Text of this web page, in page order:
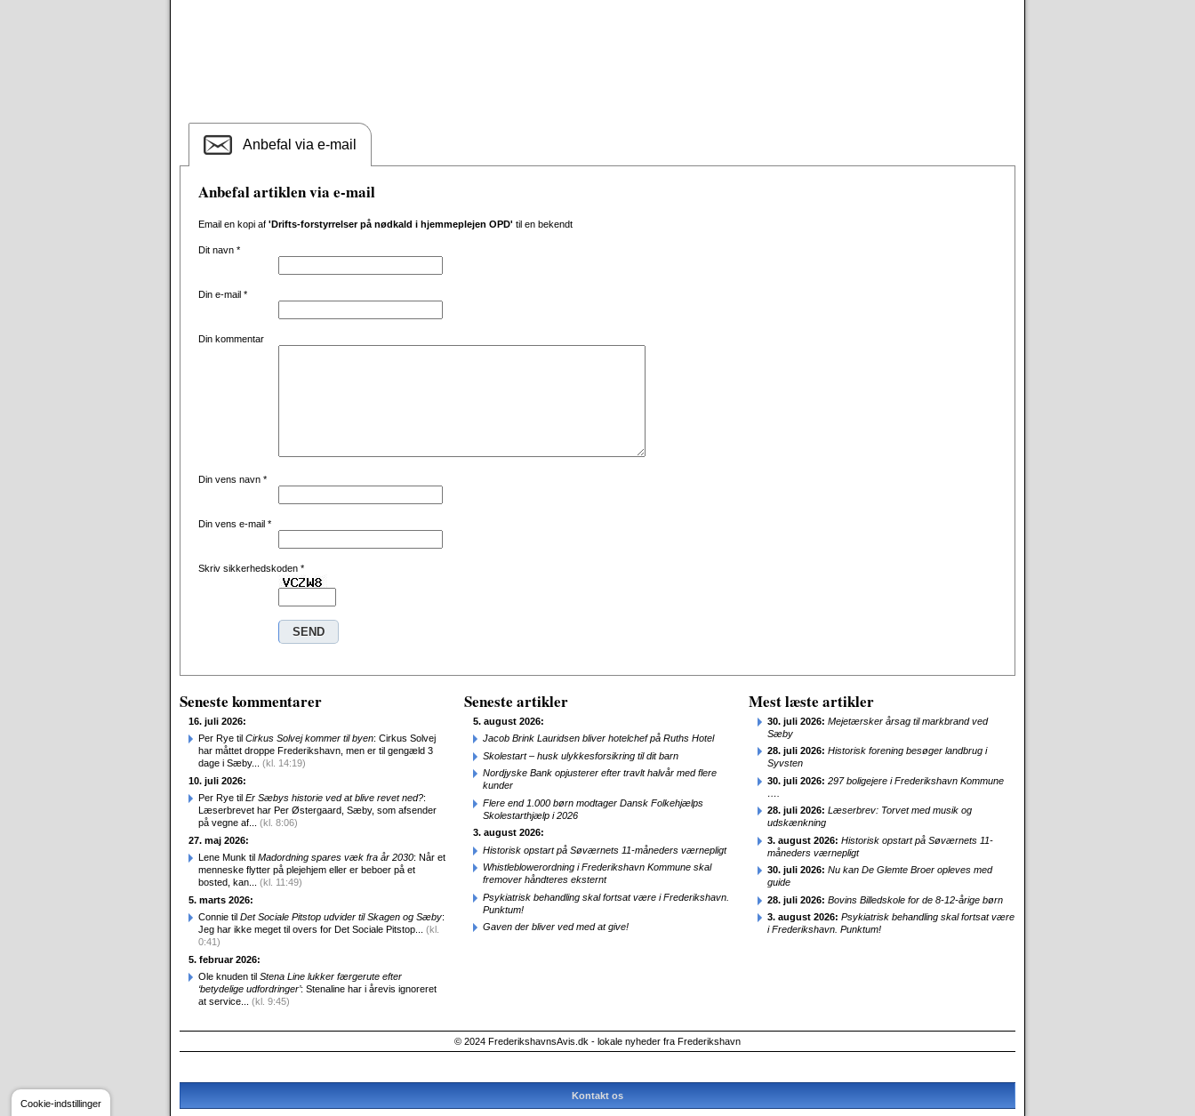
Anbefal via e-mail
Anbefal artiklen via e-mail
Email en kopi af 'Drifts-forstyrrelser på nødkald i hjemmeplejen OPD' til en bekendt
Dit navn *
Din e-mail *
Din kommentar
Din vens navn *
Din vens e-mail *
Skriv sikkerhedskoden *
Seneste kommentarer
16. juli 2026:
Per Rye til Cirkus Solvej kommer til byen: Cirkus Solvej
har måttet droppe Frederikshavn, men er til gengæld 3
dage i Sæby... (kl. 14:19)
10. juli 2026:
Per Rye til Er Sæbys historie ved at blive revet ned?:
Læserbrevet har Per Østergaard, Sæby, som afsender
på vegne af... (kl. 8:06)
27. maj 2026:
Lene Munk til Madordning spares væk fra år 2030: Når et
menneske flytter på plejehjem eller er beboer på et
bosted, kan... (kl. 11:49)
5. marts 2026:
Connie til Det Sociale Pitstop udvider til Skagen og Sæby:
Jeg har ikke meget til overs for Det Sociale Pitstop... (kl.
0:41)
5. februar 2026:
Ole knuden til Stena Line lukker færgerute efter
‘betydelige udfordringer’: Stenaline har i årevis ignoreret
at service... (kl. 9:45)
Seneste artikler
5. august 2026:
Jacob Brink Lauridsen bliver hotelchef på Ruths Hotel
Skolestart – husk ulykkesforsikring til dit barn
Nordjyske Bank opjusterer efter travlt halvår med flere
kunder
Flere end 1.000 børn modtager Dansk Folkehjælps
Skolestarthjælp i 2026
3. august 2026:
Historisk opstart på Søværnets 11-måneders værnepligt
Whistleblowerordning i Frederikshavn Kommune skal
fremover håndteres eksternt
Psykiatrisk behandling skal fortsat være i Frederikshavn.
Punktum!
Gaven der bliver ved med at give!
Mest læste artikler
30. juli 2026: Mejetærsker årsag til markbrand ved
Sæby
28. juli 2026: Historisk forening besøger landbrug i
Syvsten
30. juli 2026: 297 boligejere i Frederikshavn Kommune
….
28. juli 2026: Læserbrev: Torvet med musik og
udskænkning
3. august 2026: Historisk opstart på Søværnets 11-
måneders værnepligt
30. juli 2026: Nu kan De Glemte Broer opleves med
guide
28. juli 2026: Bovins Billedskole for de 8-12-årige børn
3. august 2026: Psykiatrisk behandling skal fortsat være
i Frederikshavn. Punktum!
© 2024 FrederikshavnsAvis.dk - lokale nyheder fra Frederikshavn
Kontakt os
Cookie-indstillinger